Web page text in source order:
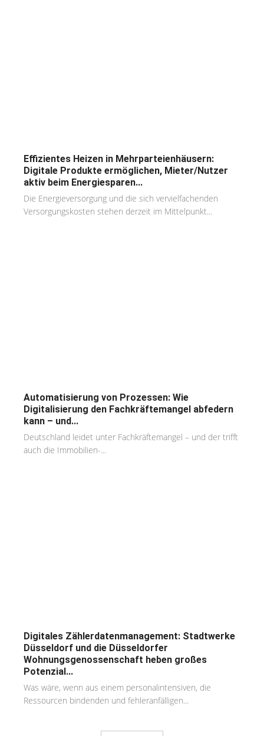
Effizientes Heizen in Mehrparteienhäusern:
Digitale Produkte ermöglichen, Mieter/Nutzer
aktiv beim Energiesparen...
Die Energieversorgung und die sich vervielfachenden
Versorgungskosten stehen derzeit im Mittelpunkt...
Automatisierung von Prozessen: Wie
Digitalisierung den Fachkräftemangel abfedern
kann – und...
Deutschland leidet unter Fachkräftemangel – und der trifft
auch die Immobilien-...
Digitales Zählerdatenmanagement: Stadtwerke
Düsseldorf und die Düsseldorfer
Wohnungsgenossenschaft heben großes
Potenzial...
Was wäre, wenn aus einem personalintensiven, die
Ressourcen bindenden und fehleranfälligen...